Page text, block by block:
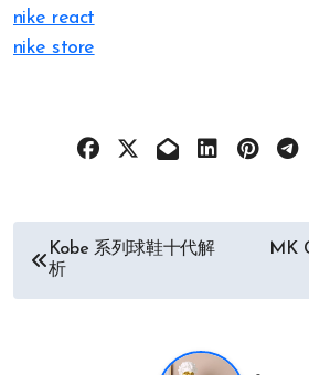
nike react
nike store
文
章
Kobe 系列球鞋十代解
析
MK